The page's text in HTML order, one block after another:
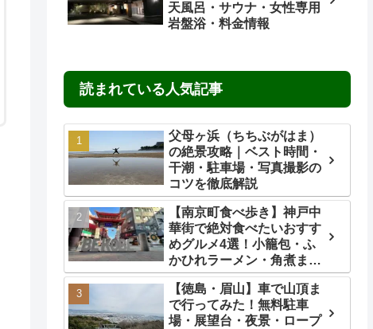
天風呂・サウナ・女性専用
岩盤浴・料金情報
読まれている人気記事
父母ヶ浜（ちちぶがはま）
の絶景攻略｜ベスト時間・
干潮・駐車場・写真撮影の
コツを徹底解説
【南京町食べ歩き】神戸中
華街で絶対食べたいおすす
めグルメ4選！小籠包・ふ
かひれラーメン・角煮ま
ん・ごま団子を実食レビュ
ー
【徳島・眉山】車で山頂ま
で行ってみた！無料駐車
場・展望台・夜景・ロープ